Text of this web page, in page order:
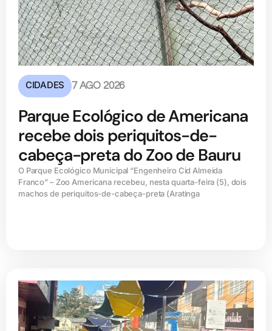
CIDADES 7 AGO 2026
Parque Ecológico de Americana
recebe dois periquitos-de-
cabeça-preta do Zoo de Bauru
O Parque Ecológico Municipal “Engenheiro Cid Almeida
Franco” – Zoo Americana recebeu, nesta quarta-feira (5), dois
machos de periquitos-de-cabeça-preta (Aratinga